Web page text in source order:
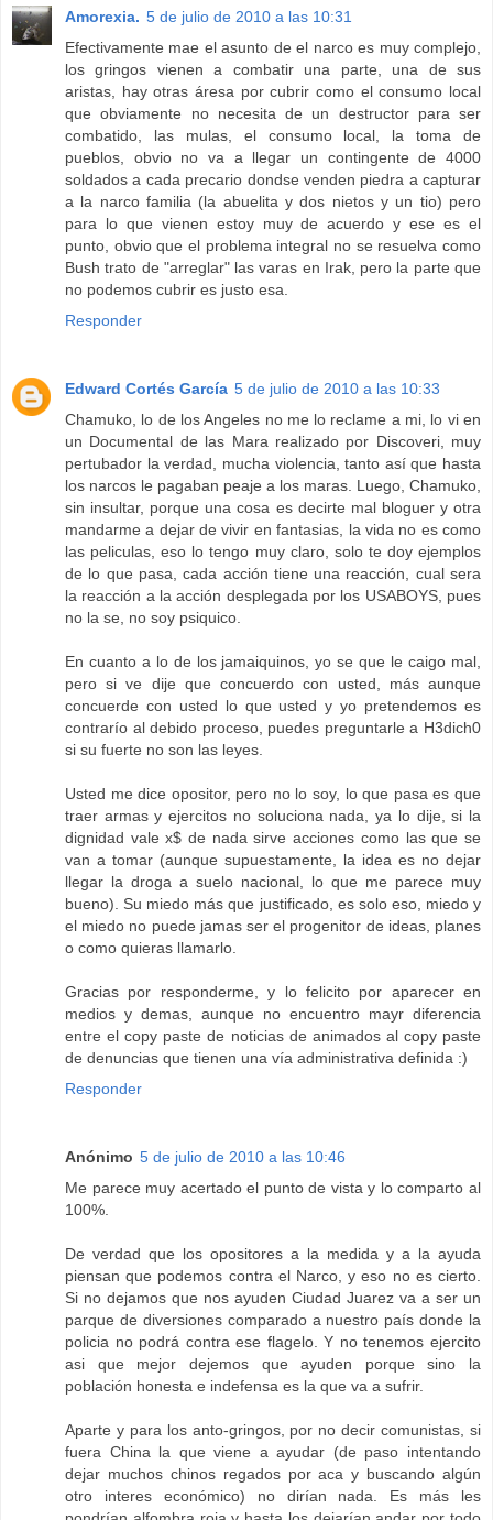
Amorexia. 5 de julio de 2010 a las 10:31
Efectivamente mae el asunto de el narco es muy complejo,
los gringos vienen a combatir una parte, una de sus
aristas, hay otras áresa por cubrir como el consumo local
que obviamente no necesita de un destructor para ser
combatido, las mulas, el consumo local, la toma de
pueblos, obvio no va a llegar un contingente de 4000
soldados a cada precario dondse venden piedra a capturar
a la narco familia (la abuelita y dos nietos y un tio) pero
para lo que vienen estoy muy de acuerdo y ese es el
punto, obvio que el problema integral no se resuelva como
Bush trato de "arreglar" las varas en Irak, pero la parte que
no podemos cubrir es justo esa.
Responder
Edward Cortés García 5 de julio de 2010 a las 10:33
Chamuko, lo de los Angeles no me lo reclame a mi, lo vi en
un Documental de las Mara realizado por Discoveri, muy
pertubador la verdad, mucha violencia, tanto así que hasta
los narcos le pagaban peaje a los maras. Luego, Chamuko,
sin insultar, porque una cosa es decirte mal bloguer y otra
mandarme a dejar de vivir en fantasias, la vida no es como
las peliculas, eso lo tengo muy claro, solo te doy ejemplos
de lo que pasa, cada acción tiene una reacción, cual sera
la reacción a la acción desplegada por los USABOYS, pues
no la se, no soy psiquico.
En cuanto a lo de los jamaiquinos, yo se que le caigo mal,
pero si ve dije que concuerdo con usted, más aunque
concuerde con usted lo que usted y yo pretendemos es
contrarío al debido proceso, puedes preguntarle a H3dich0
si su fuerte no son las leyes.
Usted me dice opositor, pero no lo soy, lo que pasa es que
traer armas y ejercitos no soluciona nada, ya lo dije, si la
dignidad vale x$ de nada sirve acciones como las que se
van a tomar (aunque supuestamente, la idea es no dejar
llegar la droga a suelo nacional, lo que me parece muy
bueno). Su miedo más que justificado, es solo eso, miedo y
el miedo no puede jamas ser el progenitor de ideas, planes
o como quieras llamarlo.
Gracias por responderme, y lo felicito por aparecer en
medios y demas, aunque no encuentro mayr diferencia
entre el copy paste de noticias de animados al copy paste
de denuncias que tienen una vía administrativa definida :)
Responder
Anónimo 5 de julio de 2010 a las 10:46
Me parece muy acertado el punto de vista y lo comparto al
100%.
De verdad que los opositores a la medida y a la ayuda
piensan que podemos contra el Narco, y eso no es cierto.
Si no dejamos que nos ayuden Ciudad Juarez va a ser un
parque de diversiones comparado a nuestro país donde la
policia no podrá contra ese flagelo. Y no tenemos ejercito
asi que mejor dejemos que ayuden porque sino la
población honesta e indefensa es la que va a sufrir.
Aparte y para los anto-gringos, por no decir comunistas, si
fuera China la que viene a ayudar (de paso intentando
dejar muchos chinos regados por aca y buscando algún
otro interes económico) no dirían nada. Es más les